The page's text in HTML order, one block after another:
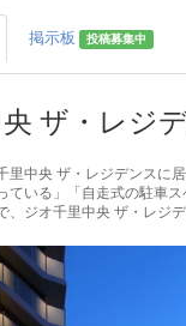
掲示板 投稿募集中
ザ・レジ
里中央 ザ・レジデンスに
ている」「自走式の駐車
、ジオ千里中央 ザ・レジ